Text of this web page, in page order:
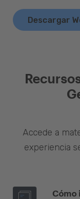
Descargar
Accede a
experiencia
Cómo